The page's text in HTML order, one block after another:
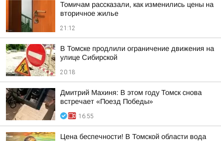
Томичам рассказали, как изменились цены на
вторичное жилье
21:12
В Томске продлили ограничение движения на
улице Сибирской
20:18
Дмитрий Махиня: В этом году Томск снова
встречает «Поезд Победы»
16:55
Цена беспечности! В Томской области вода